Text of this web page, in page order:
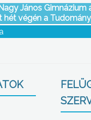
János
hét végén a
magyarországi
Konferenciájának